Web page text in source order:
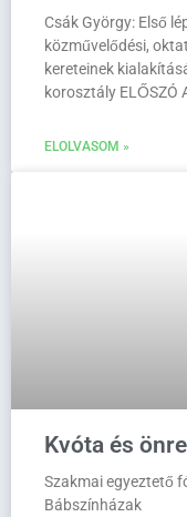
Csák György: Első
közművelődési,
kereteinek
korosztály ELŐSZÓ
ELOLVASOM »
Kvóta és
Szakmai egyeztető
Bábszínházak